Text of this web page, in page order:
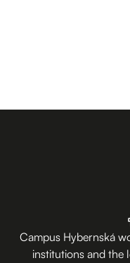
Campus Hybernská
institutions and